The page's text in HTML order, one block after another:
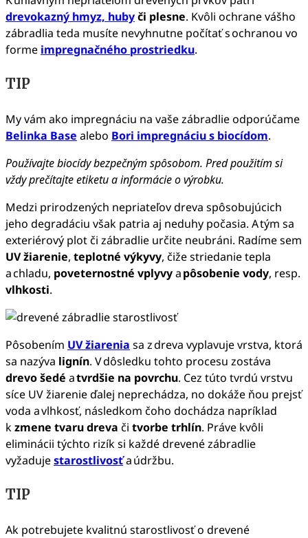
drevokazný hmyz, hubyči plesne. Kvôli ochrane vášho
zábradlia teda musíte nevyhnutne počítať s ochranou vo
forme impregnačného prostriedku.
TIP
My vám ako impregnáciu na vaše zábradlie odporúčame
Belinka Base alebo Bori impregnáciu s biocídom.
Používajte biocídy bezpečným spôsobom. Pred použitím si
vždy prečítajte etiketu a informácie o výrobku.
Medzi prirodzených nepriateľov dreva spôsobujúcich
jeho degradáciu však patria aj neduhy počasia. A tým sa
exteriérový plot či zábradlie určite neubráni. Radíme sem
UV žiarenie, teplotné výkyvy, čiže striedanie tepla
a chladu, poveternostné vplyvyapôsobenie vody, resp.
vlhkosti.
Pôsobením UV žiarenia sa z dreva vyplavuje vrstva, ktorá
sa nazýva lignín. V dôsledku tohto procesu zostáva
drevo šedé atvrdšie na povrchu. Cez túto tvrdú vrstvu
síce UV žiarenie ďalej neprechádza, no dokáže ňou prejsť
voda a vlhkosť, následkom čoho dochádza napríklad
kzmene tvaru dreva či tvorbe trhlín. Práve kvôli
eliminácii týchto rizík si každé drevené zábradlie
vyžadujestarostlivosťa údržbu.
TIP
Ak potrebujete kvalitnú starostlivosť o drevené